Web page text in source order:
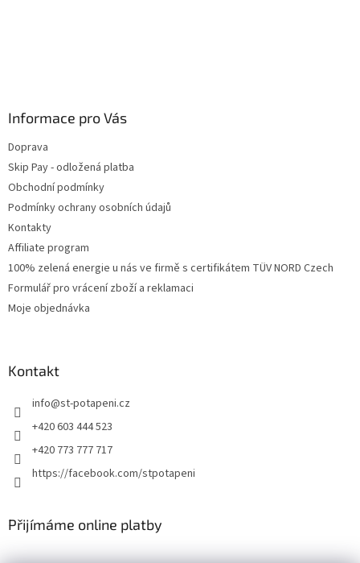
Informace pro Vás
Doprava
Skip Pay - odložená platba
Obchodní podmínky
Podmínky ochrany osobních údajů
Kontakty
Affiliate program
100% zelená energie u nás ve firmě s certifikátem TÜV NORD Czech
Formulář pro vrácení zboží a reklamaci
Moje objednávka
Kontakt
info@st-potapeni.cz
+420 603 444 523
+420 773 777 717
https://facebook.com/stpotapeni
Přijímáme online platby